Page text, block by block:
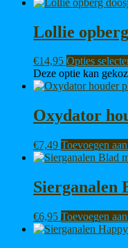
Lollie
€14,95 Opties
Deze optie kan
Oxydator
€7,49 Toevoegen
Sierganalen
€6,95 Toevoegen